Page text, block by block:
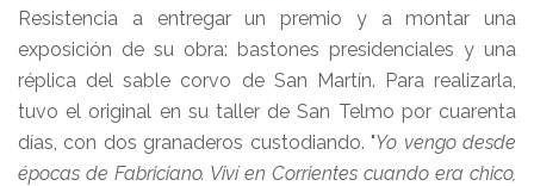
Resistencia a entregar un premio y a montar una
exposición de su obra: bastones presidenciales y una
réplica del sable corvo de San Martín. Para realizarla,
tuvo el original en su taller de San Telmo por cuarenta
días, con dos granaderos custodiando. "Yo vengo desde
épocas de Fabriciano. Viví en Corrientes cuando era chico,